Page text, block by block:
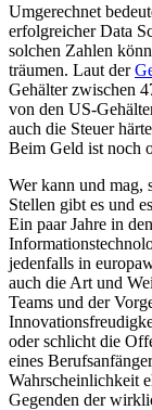
Umgerechnet
erfolgreicher Data
solchen Zahlen
träumen. Laut der
Gehälter zwischen
von den US-
auch die Steuer
Beim Geld ist noch
Wer kann und mag,
Stellen gibt es und
Ein paar Jahre in
jedenfalls in
auch die Art und
Teams und der
oder schlicht die
eines
Wahrscheinlichkeit
Gegenden der